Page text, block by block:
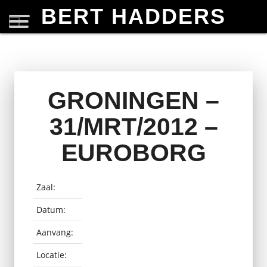
BERT HADDERS
GRONINGEN –
31/MRT/2012 –
EUROBORG
Zaal:
Datum:
Aanvang:
Locatie: